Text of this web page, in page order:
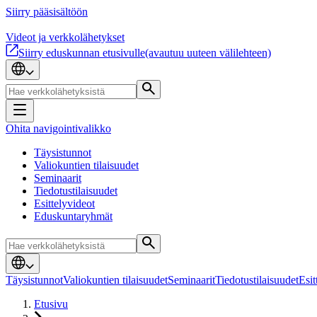
Siirry pääsisältöön
Videot ja verkkolähetykset
Siirry eduskunnan etusivulle(avautuu uuteen välilehteen)
Ohita navigointivalikko
Täysistunnot
Valiokuntien tilaisuudet
Seminaarit
Tiedotustilaisuudet
Esittelyvideot
Eduskuntaryhmät
TäysistunnotValiokuntien tilaisuudetSeminaaritTiedotustilaisuudet
Etusivu